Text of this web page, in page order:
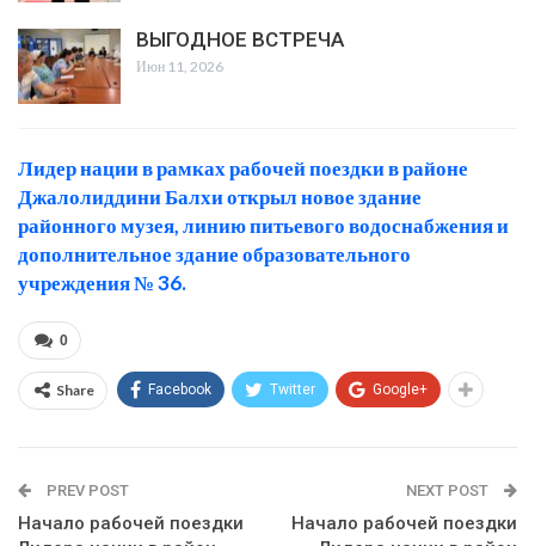
ВЫГОДНОЕ ВСТРЕЧА
Июн 11, 2026
Лидер нации в рамках рабочей поездки в районе
Джалолиддини Балхи открыл новое здание
районного музея, линию питьевого водоснабжения и
дополнительное здание образовательного
учреждения № 36.
0
Share Facebook Twitter Google+
PREV POST
Начало рабочей поездки
NEXT POST
Начало рабочей поездки